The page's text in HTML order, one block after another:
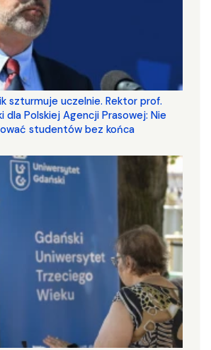
szturmuje uczelnie. Rektor prof.
dla Polskiej Agencji Prasowej: Nie
studentów bez końca